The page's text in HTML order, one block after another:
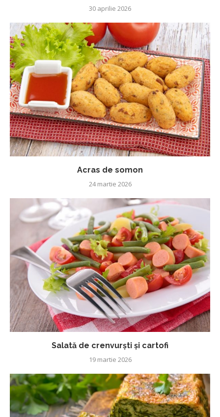
30 aprilie 2026
Acras de somon
24 martie 2026
Salată de crenvurști și cartofi
19 martie 2026